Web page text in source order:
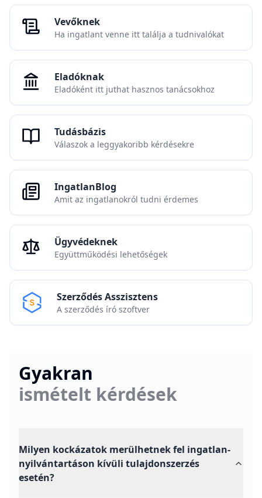
Vevőknek
Ha ingatlant venne itt találja a tudnivalókat
Eladóknak
Eladóként itt juthat hasznos tanácsokhoz
Tudásbázis
Válaszok a leggyakoribb kérdésekre
IngatlanBlog
Amit az ingatlanokról tudni érdemes
Ügyvédeknek
Együttműködési lehetőségek
Szerződés Asszisztens
A szerződés író szoftver
Gyakran
ismételt kérdések
Milyen kockázatok merülhetnek fel ingatlan-
nyilvántartáson kívüli tulajdonszerzés
esetén?